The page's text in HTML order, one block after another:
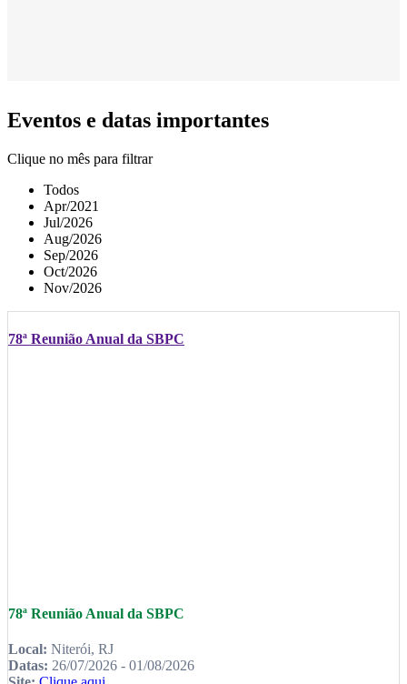
Eventos e datas importantes
Clique no mês para filtrar
Todos
Apr/2021
Jul/2026
Aug/2026
Sep/2026
Oct/2026
Nov/2026
78ª Reunião Anual da SBPC
78ª Reunião Anual da SBPC
Local: Niterói, RJ
Datas: 26/07/2026 - 01/08/2026